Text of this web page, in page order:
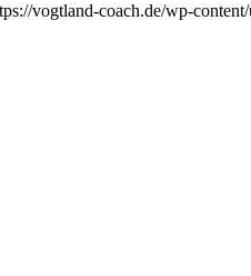
vogtland-coach.de/wp-